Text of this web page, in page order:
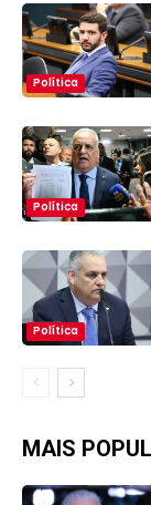
Política
Política
Política
MAIS